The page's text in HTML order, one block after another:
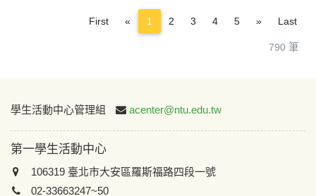
790 筆
First « Previous
1 2 3 4 5 »NextLast
:::
學生活動中心管理組 acenter@ntu.edu.tw
第一學生活動中心
106319 臺北市大安區羅斯福路四段一號
02-33663247~50